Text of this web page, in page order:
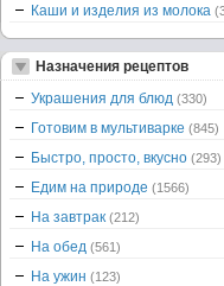
Каши и изделия из молока
Назначения рецептов
Украшения для блюд (330)
Готовим в мультиварке (845)
Быстро, просто, вкусно (293)
Едим на природе (1566)
На завтрак (212)
На обед (561)
На ужин (123)